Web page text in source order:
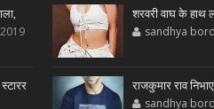
शरवरी वाघ के हाथ
sandhya
राजकुमार राव
sandhya